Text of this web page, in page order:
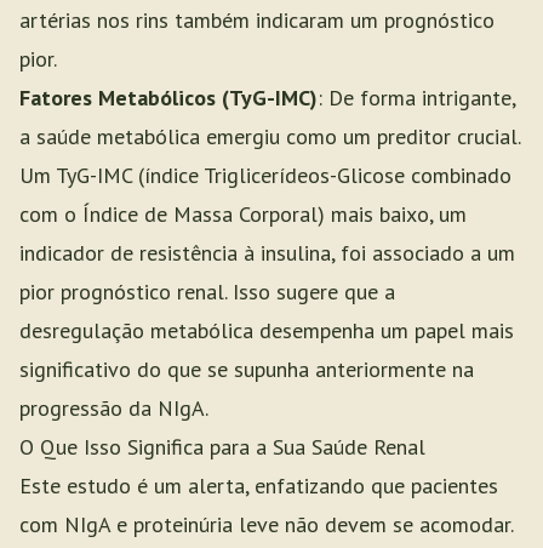
artérias nos rins também indicaram um prognóstico
pior.
Fatores Metabólicos (TyG-IMC): De forma intrigante,
a saúde metabólica emergiu como um preditor crucial.
Um TyG-IMC (índice Triglicerídeos-Glicose combinado
com o Índice de Massa Corporal) mais baixo, um
indicador de resistência à insulina, foi associado a um
pior prognóstico renal. Isso sugere que a
desregulação metabólica desempenha um papel mais
significativo do que se supunha anteriormente na
progressão da NIgA.
O Que Isso Significa para a Sua Saúde Renal
Este estudo é um alerta, enfatizando que pacientes
com NIgA e proteinúria leve não devem se acomodar.